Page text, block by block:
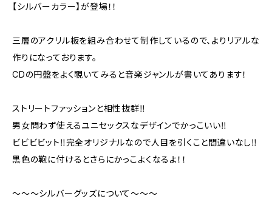
【シルバーカラー】が登場！！
三層のアクリル板を組み合わせて制作しているので、よりリアルな
作りになっております。
CDの円盤をよく覗いてみると音楽ジャンルが書いてあります！
ストリートファッションと相性抜群‼
男女問わず使えるユニセックスなデザインでかっこいい‼
ビビビビット‼完全オリジナルなので人目を引くこと間違いなし‼
黒色の鞄に付けるとさらにかっこよくなるよ！！
〜〜〜シルバーグッズについて〜〜〜